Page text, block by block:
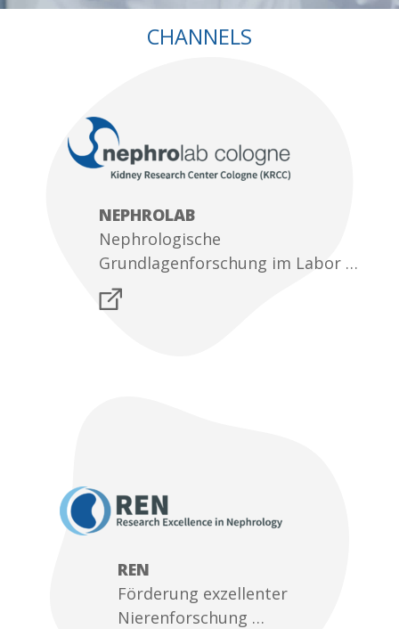
CHANNELS
NEPHROLAB
Nephrologische
Grundlagenforschung im Labor …
REN
Förderung exzellenter
Nierenforschung …